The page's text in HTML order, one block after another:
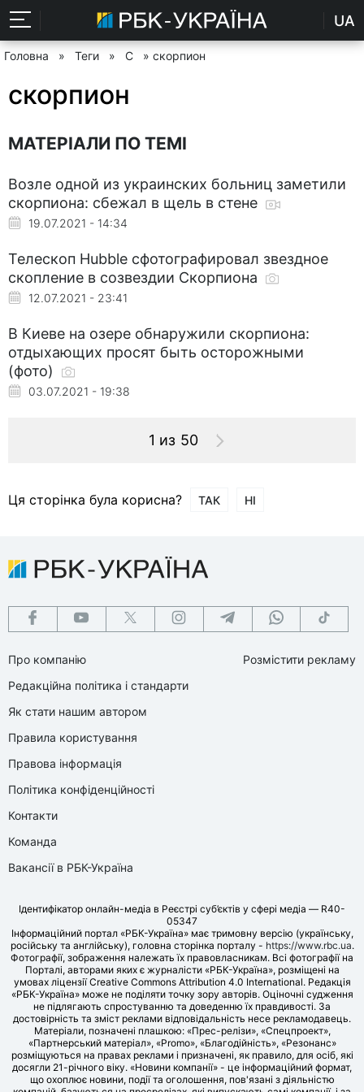
UA
Головна » Теги » С » скорпион
скорпион
МАТЕРІАЛИ ПО ТЕМІ
Возле одной из украинских больниц заметили
скорпиона: сбежал в щель в стене
19.07.2021 - 14:34
Телескоп Hubble сфотографировал звездное
скопление в созвездии Скорпиона
12.07.2021 - 23:41
В Киеве на озере обнаружили скорпиона:
отдыхающих просят быть осторожными
(фото)
03.07.2021 - 19:38
1 из 50
Ця сторінка була корисна? ТАК НІ
Про компанію
Редакційна політика і стандарти
Як стати нашим автором
Правила користування
Правова інформація
Політика конфіденційності
Контакти
Команда
Вакансії в РБК-Україна
Розмістити рекламу
Ідентифікатор онлайн-медіа в Реєстрі суб’єктів у сфері медіа — R40-
05347
Інформаційний портал «РБК-Україна» має тримовну версію (українську,
російську та англійську), головна сторінка порталу - https://www.rbc.ua.
Фотографії, зображення належать їх правовласникам. Всі фотографії на
Порталі, авторами яких є журналісти «РБК-Україна», розміщені на
умовах ліцензії Creative Commons Attribution 4.0 International. Редакція
«РБК-Україна» може не поділяти точку зору авторів. Оціночні судження
не підлягають спростуванню та доведенню їх правдивості. За
достовірність та зміст реклами відповідальність несе рекламодавець.
Матеріали, позначені плашкою: «Прес-релізи», «Спецпроект»,
«Партнерський матеріал», «Promo», «Благодійність», «Резонанс»
розміщуються на правах реклами і призначені, як правило, для осіб, які
досягли 21-річного віку. «Новини компанії» - це інформаційний формат,
що охоплює новини, події та оголошення, пов'язані з діяльністю